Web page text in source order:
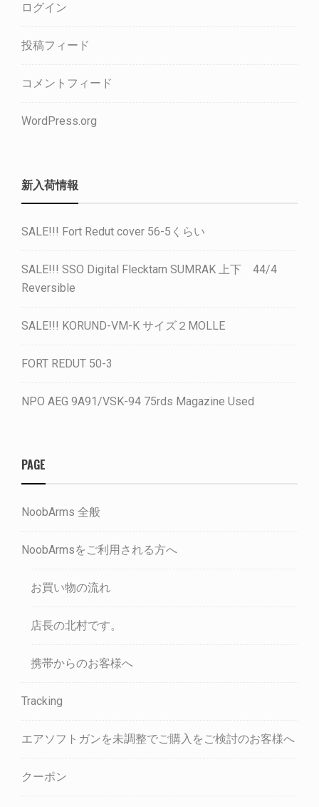
ログイン
投稿フィード
コメントフィード
WordPress.org
新入荷情報
SALE!!! Fort Redut cover 56-5くらい
SALE!!! SSO Digital Flecktarn SUMRAK 上下 44/4
Reversible
SALE!!! KORUND-VM-K サイズ２MOLLE
FORT REDUT 50-3
NPO AEG 9A91/VSK-94 75rds Magazine Used
PAGE
NoobArms 全般
NoobArmsをご利用される方へ
お買い物の流れ
店長の北村です。
携帯からのお客様へ
Tracking
エアソフトガンを未調整でご購入をご検討のお客様へ
クーポン